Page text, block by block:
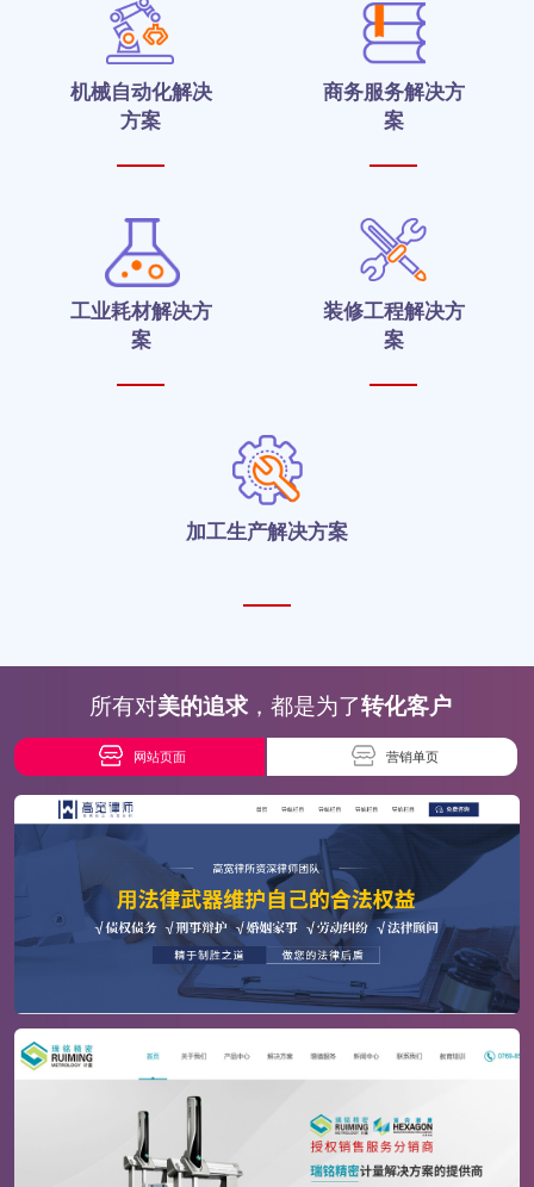
机械自动化解决
方案
商务服务解决方
案
工业耗材解决方
案
装修工程解决方
案
加工生产解决方案
所有对美的追求 ，都是为了转化客户
网站页面 营销单页